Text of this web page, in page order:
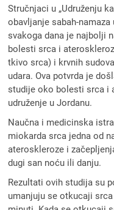
Stručnjaci u „Udruženju
obavljanje sabah-
svakoga dana je najbolji
bolesti srca i
tkivo srca) i krvnih
udara. Ova potvrda je
studije oko bolesti srca i
udruženje u Jordanu.
Naučna i medicinska
miokarda srca jedna od
ateroskleroze i
dugi san noću ili danju.
Rezultati ovih studija su
umanjuju se otkucaji